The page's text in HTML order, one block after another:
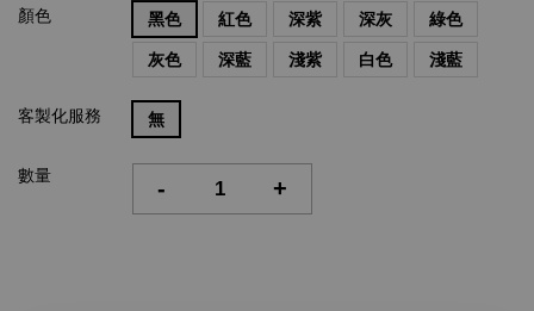
顏色 黑色 紅色 深紫 深灰 綠色
灰色 深藍 淺紫 白色 淺藍
客製化服務 無
數量 - +